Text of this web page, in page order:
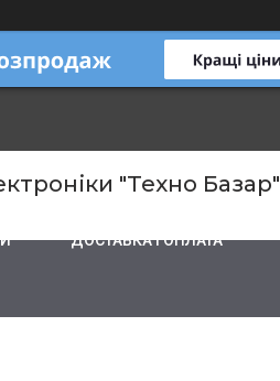
"Техно Базар"
ДОСТАВКА І ОПЛАТА